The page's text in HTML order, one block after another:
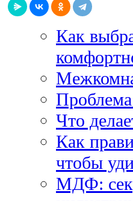
Как
Что
Как
чтобы
МДФ: